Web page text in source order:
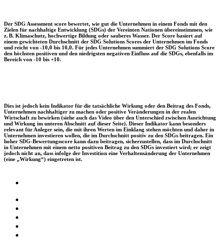
Der SDG Assessment score bewertet, wie gut die Unternehmen in einem Fonds mit den
Zielen für nachhaltige Entwicklung (SDGs) der Vereinten Nationen übereinstimmen, wie
z. B. Klimaschutz, hochwertige Bildung oder sauberes Wasser. Der Score basiert auf
einem gewichteten Durchschnitt der SDG Solutions Scores der Unternehmen im Fonds
und reicht von -10,0 bis 10,0. Für jedes Unternehmen summiert der SDG Solutions Score
den höchsten positiven und den niedrigsten negativen Einfluss auf die SDGs, ebenfalls im
Bereich von -10 bis +10.
Dies ist jedoch kein Indikator für die tatsächliche Wirkung oder den Beitrag des Fonds,
Unternehmen nachhaltiger zu machen oder positive Veränderungen in der realen
Wirtschaft zu bewirken (siehe auch das Video über den Unterschied zwischen Ausrichtung
und Wirkung im unteren Abschnitt auf dieser Seite). Dieser Indikator kann besonders
relevant für Anleger sein, die mit ihren Werten im Einklang stehen möchten und daher in
Unternehmen investieren wollen, die im Durchschnitt positiv zu den SDGs beitragen. Ein
hoher SDG-Bewertungsscore kann dazu beitragen, sicherzustellen, dass im Durchschnitt
in Unternehmen mit einem netto positiven Beitrag zu den SDGs investiert wird; er zeigt
jedoch nicht an, dass infolge der Investition eine Verhaltensänderung der Unternehmen
(eine „Wirkung“) eingetreten ist.